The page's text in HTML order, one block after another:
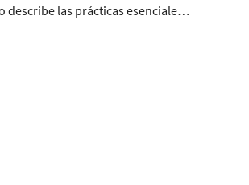
las prácticas esenciales